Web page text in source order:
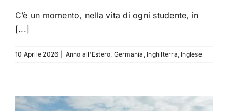
C’è un momento, nella vita di ogni studente, in
[...]
10 Aprile 2026 Anno all'Estero, Germania , Inghilterra, Inglese